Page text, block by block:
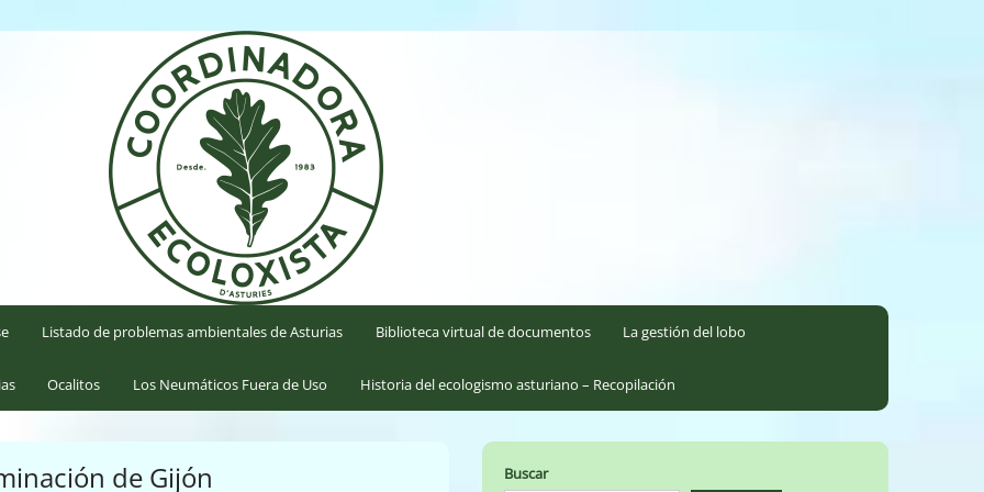
Listado de problemas ambientales de Asturias Biblioteca virtual de documentos La gestión del lobo
Ocalitos Los Neumáticos Fuera de Uso Historia del ecologismo asturiano – Recopilación
de Gijón Buscar